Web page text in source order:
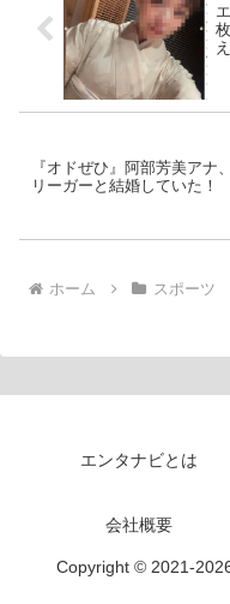
『オドぜひ』阿部芳美アナ
リーガーと結婚していた！
ホーム スポーツ
エンタナビとは
会社概要
Copyright © 2021-